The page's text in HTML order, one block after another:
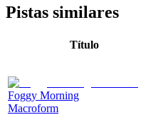
Pistas similares
Título
Foggy Morning
Macroform